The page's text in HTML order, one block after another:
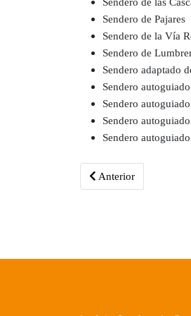
Sendero de Pajares
Sendero de la Vía
Sendero de
Sendero adaptado
Sendero
Sendero
Sendero
Sendero
Artículo anterior: La
Anterior